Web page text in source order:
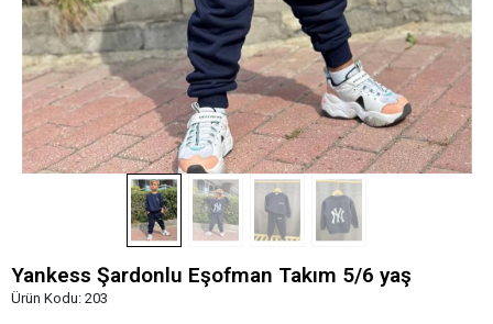
Yankess Şardonlu Eşofman Takım 5/6 yaş
Ürün Kodu: 203